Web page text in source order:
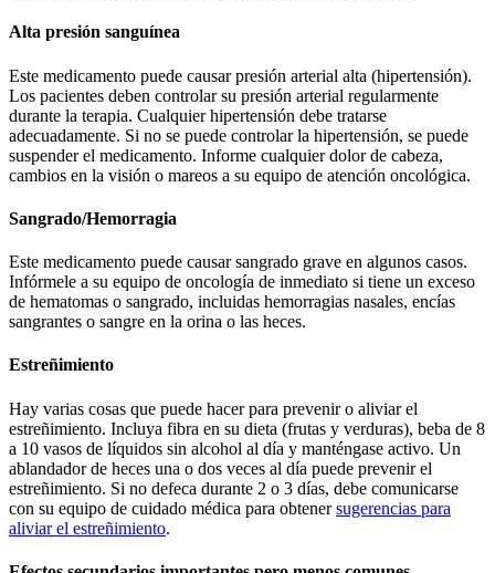
Alta presión sanguínea
Este medicamento puede causar presión arterial alta (hipertensión).
Los pacientes deben controlar su presión arterial regularmente
durante la terapia. Cualquier hipertensión debe tratarse
adecuadamente. Si no se puede controlar la hipertensión, se puede
suspender el medicamento. Informe cualquier dolor de cabeza,
cambios en la visión o mareos a su equipo de atención oncológica.
Sangrado/Hemorragia
Este medicamento puede causar sangrado grave en algunos casos.
Infórmele a su equipo de oncología de inmediato si tiene un exceso
de hematomas o sangrado, incluidas hemorragias nasales, encías
sangrantes o sangre en la orina o las heces.
Estreñimiento
Hay varias cosas que puede hacer para prevenir o aliviar el
estreñimiento. Incluya fibra en su dieta (frutas y verduras), beba de 8
a 10 vasos de líquidos sin alcohol al día y manténgase activo. Un
ablandador de heces una o dos veces al día puede prevenir el
estreñimiento. Si no defeca durante 2 o 3 días, debe comunicarse
con su equipo de cuidado médica para obtenersugerencias para
aliviar el estreñimiento.